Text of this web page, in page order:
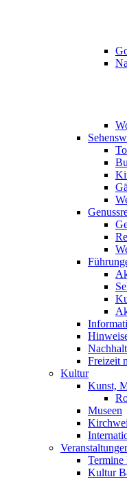
Freizeit
Kultur
Kunst,
Museen
Termine
Kultur